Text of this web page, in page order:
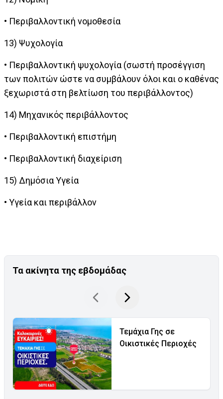
• Περιβαλλοντική νομοθεσία
13) Ψυχολογία
• Περιβαλλοντική ψυχολογία (σωστή προσέγγιση
των πολιτών ώστε να συμβάλουν όλοι και ο καθένας
ξεχωριστά στη βελτίωση του περιβάλλοντος)
14) Μηχανικός περιβάλλοντος
• Περιβαλλοντική επιστήμη
• Περιβαλλοντική διαχείριση
15) Δημόσια Υγεία
• Υγεία και περιβάλλον
Τα ακίνητα της εβδομάδας
Τεμάχια Γης σε
Οικιστικές Περιοχές